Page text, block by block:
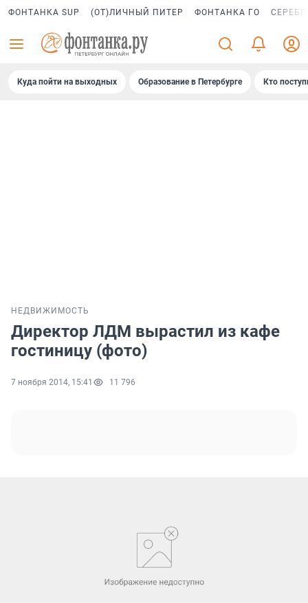
ФОНТАНКА SUP (ОТ)ЛИЧНЫЙ ПИТЕР ФОНТАНКА ГО
Куда пойти на выходных Образование в Петербурге Кто
НЕДВИЖИМОСТЬ
Директор ЛДМ вырастил из кафе
гостиницу (фото)
7 ноября 2014, 15:41 11 796